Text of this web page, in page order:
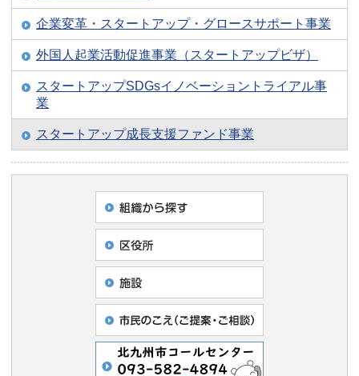
企業変革・スタートアップ・グロースサポート事業
外国人起業活動促進事業（スタートアップビザ）
スタートアップSDGsイノベーショントライアル事
業
スタートアップ成長支援ファンド事業